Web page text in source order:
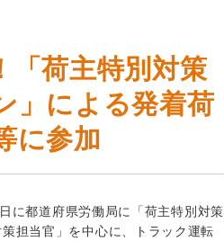
「荷主特別対策
」による発着荷
に参加
に都道府県労働局に「荷主特別対策
担当官」を中心に、トラック運転